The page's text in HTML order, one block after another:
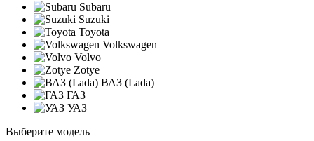
Subaru
Suzuki
Toyota
Volkswagen
Volvo
Zotye
ВАЗ (Lada)
ГАЗ
УАЗ
Выберите модель